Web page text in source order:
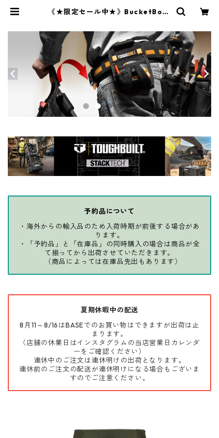
《★限定セール中★》BucketBoss
予約品について
・海外からの輸入品のため入荷時期が前後する場合があ
ります。
・「予約品」と「在庫品」の同時購入の場合は商品が全
て揃ってから出荷させていただきます。
（商品によっては在庫品先出もあります）
夏期休暇中の配送
8月11～8/16はBASEでのお買い物はできますが出荷は止
まります。
（店舗の休業日はインスタグラムの当店営業日カレンダ
ーをご確認ください）
連休中のご注文は連休明けの出荷となります。
連休前のご注文の配送が連休明けになる場合もございま
すのでご注意ください。